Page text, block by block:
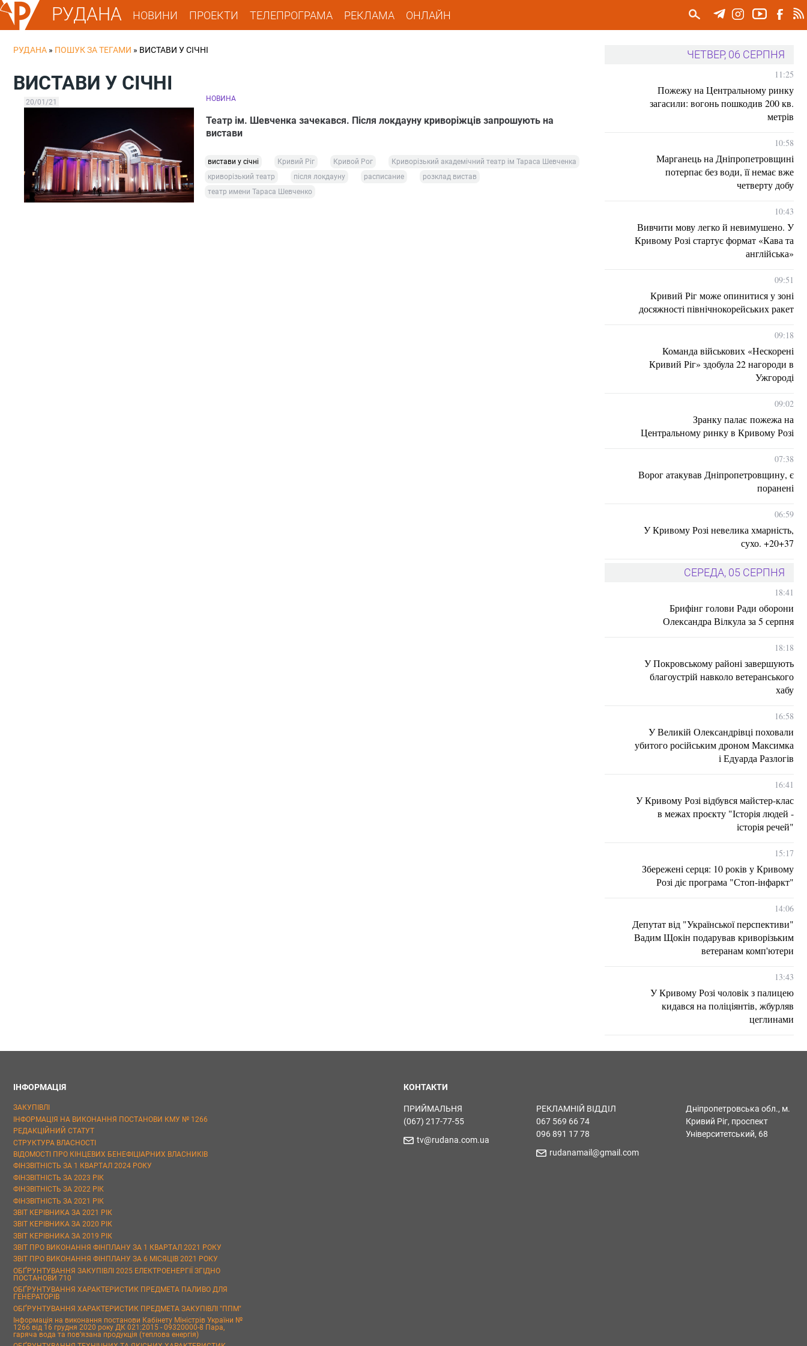
РУДАНА НОВИНИ ПРОЕКТИ ТЕЛЕПРОГРАМА РЕКЛАМА ОНЛАЙН
РУДАНА » ПОШУК ЗА ТЕГАМИ » ВИСТАВИ У СІЧНІ
ВИСТАВИ У СІЧНІ
20/01/21 НОВИНА
Театр ім. Шевченка зачекався. Після локдауну криворіжців запрошують на
вистави
вистави у січні Кривий Ріг Кривой Рог
Криворізький академічний театр ім Тараса Шевченка
криворізький театр
після локдауну расписание
розклад вистав
театр имени Тараса Шевченко
ЧЕТВЕР, 06 СЕРПНЯ
11:25
Пожежу на Центральному ринку
загасили: вогонь пошкодив 200 кв.
метрів
10:58
Марганець на Дніпропетровщині
потерпає без води, її немає вже
четверту добу
10:43
Вивчити мову легко й невимушено. У
Кривому Розі стартує формат «Кава та
англійська»
09:51
Кривий Ріг може опинитися у зоні
досяжності північнокорейських ракет
09:18
Команда військових «Нескорені
Кривий Ріг» здобула 22 нагороди в
Ужгороді
09:02
Зранку палає пожежа на
Центральному ринку в Кривому Розі
07:38
Ворог атакував Дніпропетровщину, є
поранені
06:59
У Кривому Розі невелика хмарність,
сухо. +20+37
СЕРЕДА, 05 СЕРПНЯ
18:41
Брифінг голови Ради оборони
Олександра Вілкула за 5 серпня
18:18
У Покровському районі завершують
благоустрій навколо ветеранського
хабу
16:58
У Великій Олександрівці поховали
убитого російським дроном Максимка
і Едуарда Разлогів
16:41
У Кривому Розі відбувся майстер-клас
в межах проєкту "Історія людей -
історія речей"
15:17
Збережені серця: 10 років у Кривому
Розі діє програма "Стоп-інфаркт"
14:06
Депутат від "Української перспективи"
Вадим Щокін подарував криворізьким
ветеранам комп'ютери
13:43
У Кривому Розі чоловік з палицею
кидався на поліціянтів, жбурляв
цеглинами
ІНФОРМАЦІЯ
ЗАКУПІВЛІ
ІНФОРМАЦІЯ НА ВИКОНАННЯ ПОСТАНОВИ КМУ № 1266
РЕДАКЦІЙНИЙ СТАТУТ
СТРУКТУРА ВЛАСНОСТІ
ВІДОМОСТІ ПРО КІНЦЕВИХ БЕНЕФІЦІАРНИХ ВЛАСНИКІВ
ФІНЗВІТНІСТЬ ЗА 1 КВАРТАЛ 2024 РОКУ
ФІНЗВІТНІСТЬ ЗА 2023 РІК
ФІНЗВІТНІСТЬ ЗА 2022 РІК
ФІНЗВІТНІСТЬ ЗА 2021 РІК
ЗВІТ КЕРІВНИКА ЗА 2021 РІК
ЗВІТ КЕРІВНИКА ЗА 2020 РІК
ЗВІТ КЕРІВНИКА ЗА 2019 РІК
ЗВІТ ПРО ВИКОНАННЯ ФІНПЛАНУ ЗА 1 КВАРТАЛ 2021 РОКУ
ЗВІТ ПРО ВИКОНАННЯ ФІНПЛАНУ ЗА 6 МІСЯЦІВ 2021 РОКУ
ОБҐРУНТУВАННЯ ЗАКУПІВЛІ 2025 ЕЛЕКТРОЕНЕРГІЇ ЗГІДНО
ПОСТАНОВИ 710
ОБҐРУНТУВАННЯ ХАРАКТЕРИСТИК ПРЕДМЕТА ПАЛИВО ДЛЯ
ГЕНЕРАТОРІВ
ОБҐРУНТУВАННЯ ХАРАКТЕРИСТИК ПРЕДМЕТА ЗАКУПІВЛІ "ППМ"
Інформація на виконання постанови Кабінету Міністрів України №
1266 від 16 грудня 2020 року ДК 021:2015 - 09320000-8 Пара,
гаряча вода та пов’язана продукція (теплова енергія)
КОНТАКТИ
ПРИЙМАЛЬНЯ
(067) 217-77-55
tv@rudana.com.ua
РЕКЛАМНІЙ ВІДДІЛ
067 569 66 74
096 891 17 78
rudanamail@gmail.com
Дніпропетровська обл., м.
Кривий Ріг, проспект
Університетський, 68